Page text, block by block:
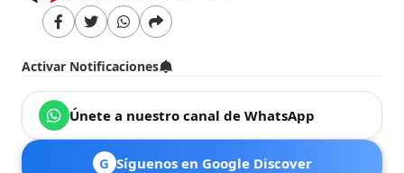
Activar Notificaciones
Únete a nuestro canal de WhatsApp
G Síguenos en Google Discover